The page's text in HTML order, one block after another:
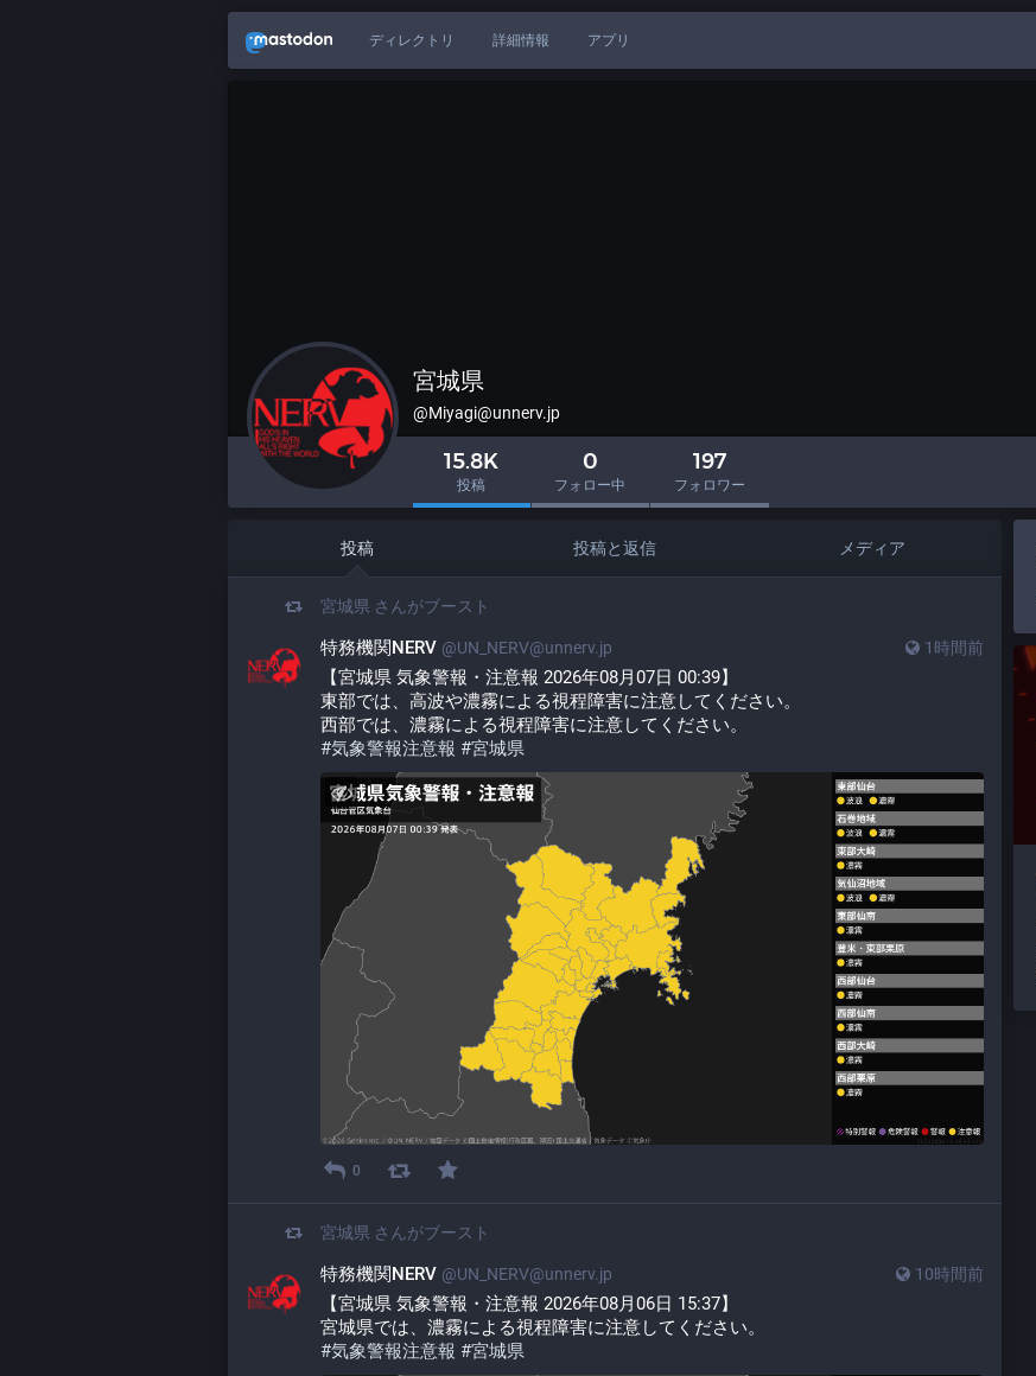
ディレクトリ 詳細情報 アプリ
宮城県
@Miyagi@unnerv.jp
15.8K
投稿
0
フォロー中
197
フォロワー
投稿 投稿と返信 メディア
宮城県 さんがブースト
1時間前
特務機関NERV @UN_NERV@unnerv.jp
【宮城県 気象警報・注意報 2026年08月07日 00:39】
東部では、高波や濃霧による視程障害に注意してください。
西部では、濃霧による視程障害に注意してください。
#気象警報注意報 #宮城県
0
宮城県 さんがブースト
10時間前
特務機関NERV @UN_NERV@unnerv.jp
【宮城県 気象警報・注意報 2026年08月06日 15:37】
宮城県では、濃霧による視程障害に注意してください。
#気象警報注意報 #宮城県